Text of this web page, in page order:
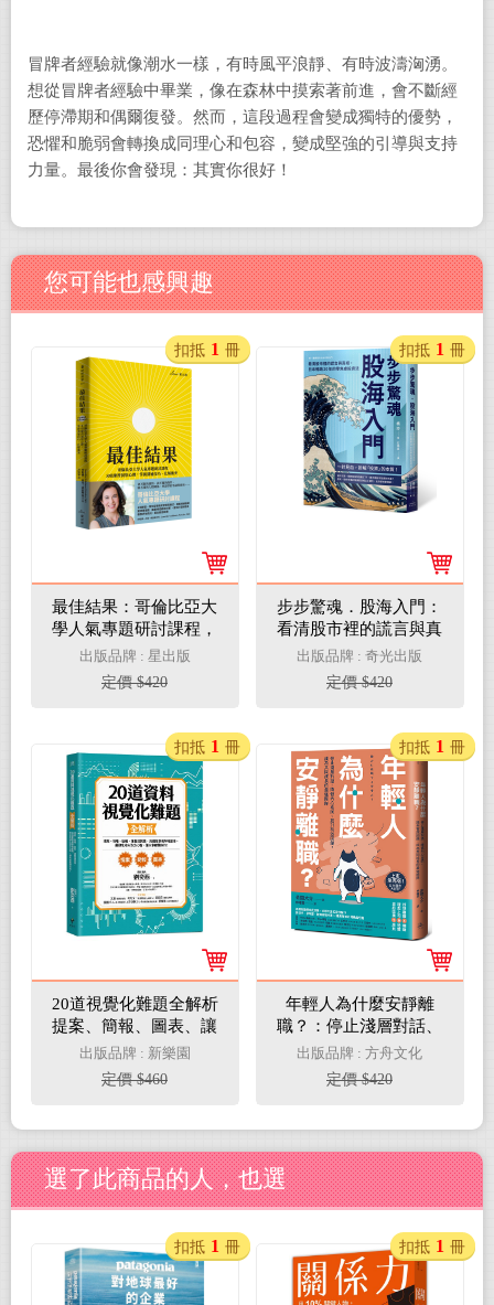
冒牌者經驗就像潮水一樣，有時風平浪靜、有時波濤洶湧。
想從冒牌者經驗中畢業，像在森林中摸索著前進，會不斷經
歷停滯期和偶爾復發。然而，這段過程會變成獨特的優勢，
恐懼和脆弱會轉換成同理心和包容，變成堅強的引導與支持
力量。最後你會發現：其實你很好！
您可能也感興趣
最佳結果：哥倫比亞大
學人氣專題研討課程，
8項練習洞察心理，掌
握溝通技巧、化解衝突
出版品牌 : 星出版
定價 $420
扣抵 1 冊
步步驚魂．股海入門：
看清股市裡的謊言與真
相，日本暢銷20年的零
焦慮投資法
出版品牌 : 奇光出版
定價 $420
扣抵 1 冊
20道視覺化難題全解析
提案、簡報、圖表、讓
數據說話、35個案例現
學現套用，將訊息植入
對方心智，讓大家都聽
出版品牌 : 新樂園
定價 $460
扣抵 1 冊
年輕人為什麼安靜離
職？：停止淺層對話、
降低內心攻防、提升有
效回饋，成為共同成長
的最強團隊
出版品牌 : 方舟文化
定價 $420
扣抵 1 冊
選了此商品的人，也選
扣抵 1 冊 扣抵 1 冊